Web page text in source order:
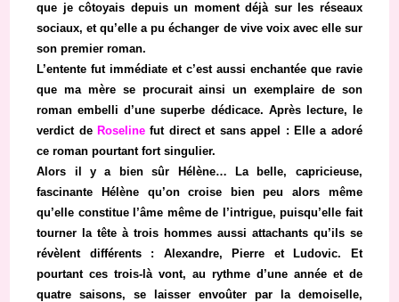
que je côtoyais depuis un moment déjà sur les réseaux
sociaux, et qu’elle a pu échanger de vive voix avec elle sur
son premier roman.
L’entente fut immédiate et c’est aussi enchantée que ravie
que ma mère se procurait ainsi un exemplaire de son
roman embelli d’une superbe dédicace. Après lecture, le
verdict de Roseline fut direct et sans appel : Elle a adoré
ce roman pourtant fort singulier.
Alors il y a bien sûr Hélène… La belle, capricieuse,
fascinante Hélène qu’on croise bien peu alors même
qu’elle constitue l’âme même de l’intrigue, puisqu’elle fait
tourner la tête à trois hommes aussi attachants qu’ils se
révèlent différents : Alexandre, Pierre et Ludovic. Et
pourtant ces trois-là vont, au rythme d’une année et de
quatre saisons, se laisser envoûter par la demoiselle,